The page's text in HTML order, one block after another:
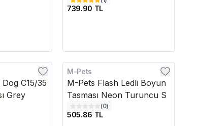
739.90 TL
C15/35
Grey
M-Pets
M-Pets Flash Ledli Boyun
Tasması Neon Turuncu S
(0)
505.86 TL